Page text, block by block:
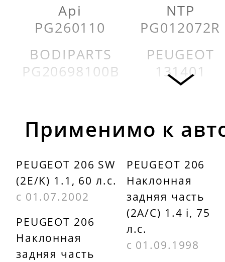
Api
PG260110
BODIPARTS
PG20698100B
BODIPARTS
PG20698132GN
EQUIPART
4028510
JOHNS
572606
NTP
PG012072R
PEUGEOT
131401
PEUGEOT
7804H5
POLCAR
7804H4
7804H5
Применимо к
PEUGEOT 206 SW
(2E/K) 1.1, 60 л.с.
с 01.07.2002
PEUGEOT 206
Наклонная
задняя часть
PEUGEOT 206
Наклонная
задняя часть
(2A/C) 1.4 i, 75
л.с.
с 01.09.1998